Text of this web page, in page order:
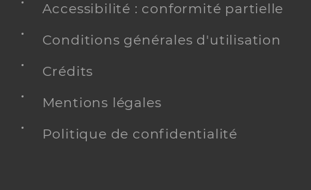
Accessibilité : conformité partielle
Conditions générales d'utilisation
Crédits
Mentions légales
Politique de confidentialité